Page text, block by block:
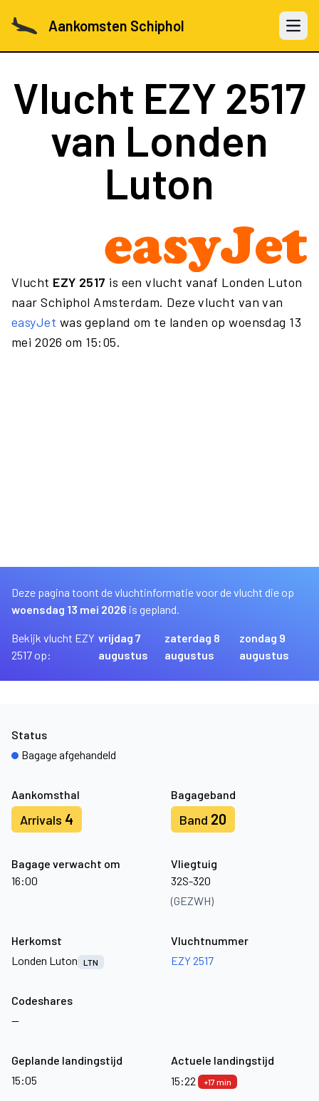
Aankomsten Schiphol Open
Vlucht EZY 2517
van Londen
Luton
Vlucht EZY 2517 is een vlucht vanaf Londen Luton
naar Schiphol Amsterdam. Deze vlucht van van
easyJet was gepland om te landen op woensdag 13
mei 2026 om 15:05.
Deze pagina toont de vluchtinformatie voor de vlucht die op
woensdag 13 mei 2026 is gepland.
Bekijk vlucht EZY
2517 op:
vrijdag 7
augustus
zaterdag 8
augustus
zondag 9
augustus
Aankomsthal
Arrivals 4
Bagageband
Band 20
Bagage verwacht om
16:00
Vliegtuig
32S-320
(GEZWH)
Status
Bagage afgehandeld
Herkomst
Londen Luton
LTN
Vluchtnummer
EZY 2517
Codeshares
—
Geplande landingstijd
15:05
Actuele landingstijd
15:22
+17 min